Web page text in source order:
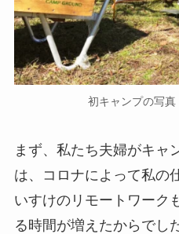
初キャンプの写真
まず、私たち夫婦がキャ
は、コロナによって私の
いすけのリモートワーク
る時間が増えたからでし